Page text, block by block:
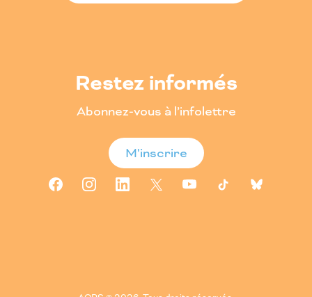
Restez informés
Abonnez-vous à l’infolettre
M'inscrire